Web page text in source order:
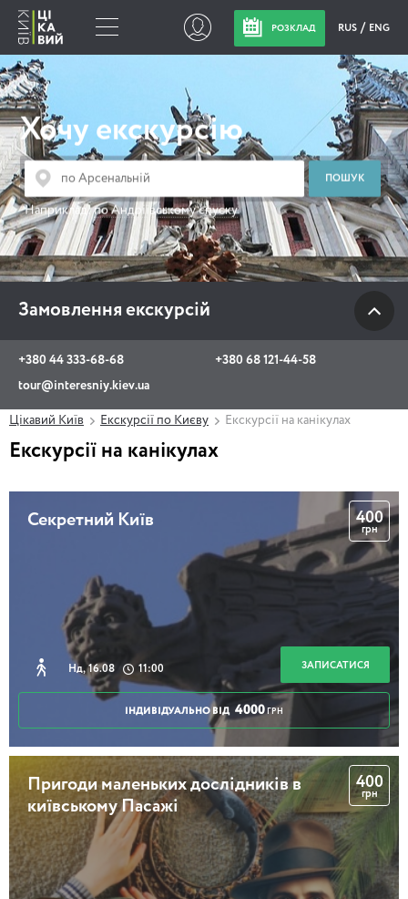
РОЗКЛАД RUS ENG
Хочу екскурсію
Наприклад:по Андріївському спуску
Замовлення екскурсій
+380 44 333-68-68
+380 68 121-44-58
tour@interesniy.kiev.ua
Замовлення
екскурсій
+380 44 333-68-68
+380 68 121-44-58
tour@interesniy.kiev.ua
з 10.00 до 19:30 щоденно
Viber WhatsApp
Цікавий Київ Екскурсії по Києву Екскурсії на канікулах
Екскурсії на канікулах
Секретний Київ
Нд, 16.08 11:00
400
грн
ЗАПИСАТИСЯ
ІНДИВІДУАЛЬНО ВІД 4000 ГРН
Пригоди маленьких дослідників в
київському Пасажі
400
грн